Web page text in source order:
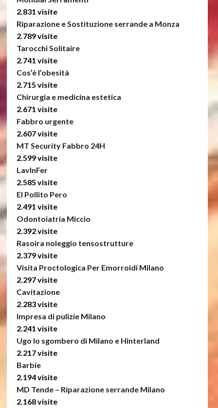
2.831 visite
Riparazione e Sostituzione serrande a Monza
2.789 visite
Tarocchi Solitaire
2.741 visite
Cos’è l’obesità
2.715 visite
Chirurgia e medicina estetica
2.671 visite
Fabbro urgente
2.607 visite
MT Security Fabbro 24H
2.599 visite
LavInFer
2.585 visite
El Pollito Pero
2.491 visite
Odontoiatria Miccio
2.392 visite
Rasoira noleggio tensostrutture
2.379 visite
Visita Proctologica Per Emorroidi Milano
2.297 visite
Cavitazione
2.283 visite
Impresa di pulizie Milano
2.241 visite
Ugo lo sgombero di Milano e Hinterland
2.217 visite
Barbie
2.194 visite
MD Tende – Riparazione serrande Milano
2.168 visite